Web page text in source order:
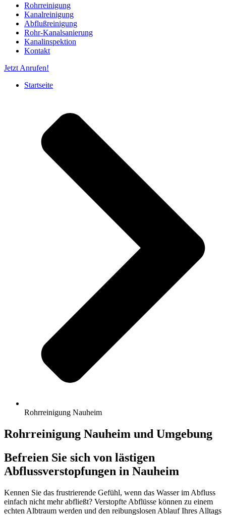
Rohrreinigung
Kanalreinigung
Abflußreinigung
Rohr-Kanalsanierung
Kanalinspektion
Kontakt
Jetzt Anrufen!
Startseite
Rohrreinigung Nauheim
Rohrreinigung Nauheim und Umgebung
Befreien Sie sich von lästigen
Abflussverstopfungen in Nauheim
Kennen Sie das frustrierende Gefühl, wenn das Wasser im Abfluss
einfach nicht mehr abfließt? Verstopfte Abflüsse können zu einem
echten Albtraum werden und den reibungslosen Ablauf Ihres Alltags